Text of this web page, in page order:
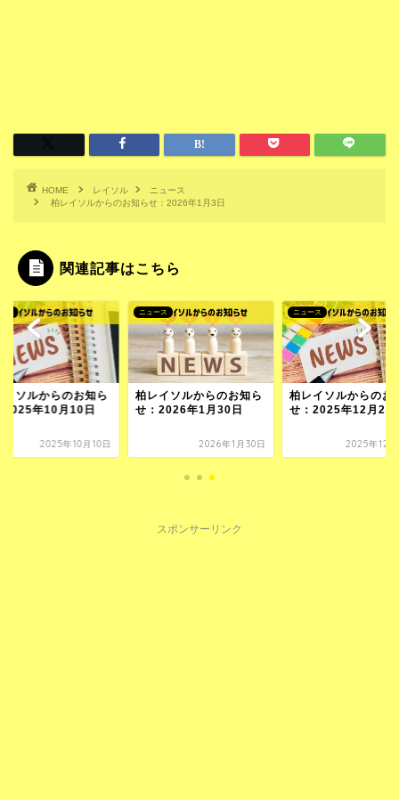
HOME レイソル
ニュース
柏レイソルからのお知らせ：2026年1月3日
関連記事はこちら
イソルからのお知ら
2025年10月10日
2025年10月10日
ニュース
柏レイソルからのお知ら
せ：2026年1月30日
2026年1月30日
ニュース
柏レイソルからのお
せ：2025年12月28
2025年12
スポンサーリンク